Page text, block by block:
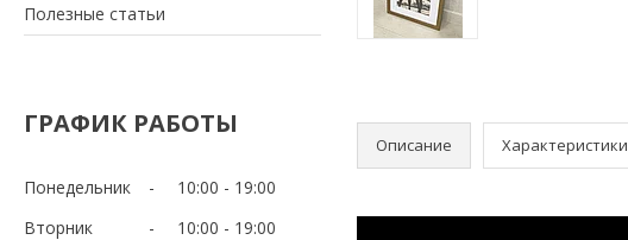
Полезные статьи
ГРАФИК РАБОТЫ
Понедельник 10:00
19:00
Вторник
10:00
19:00
Описание Характеристики